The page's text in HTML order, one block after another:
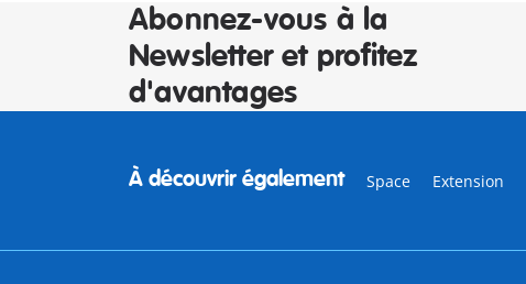
Abonnez-vous à la
Newsletter et profitez
d'avantages
À découvrir également Space Extension